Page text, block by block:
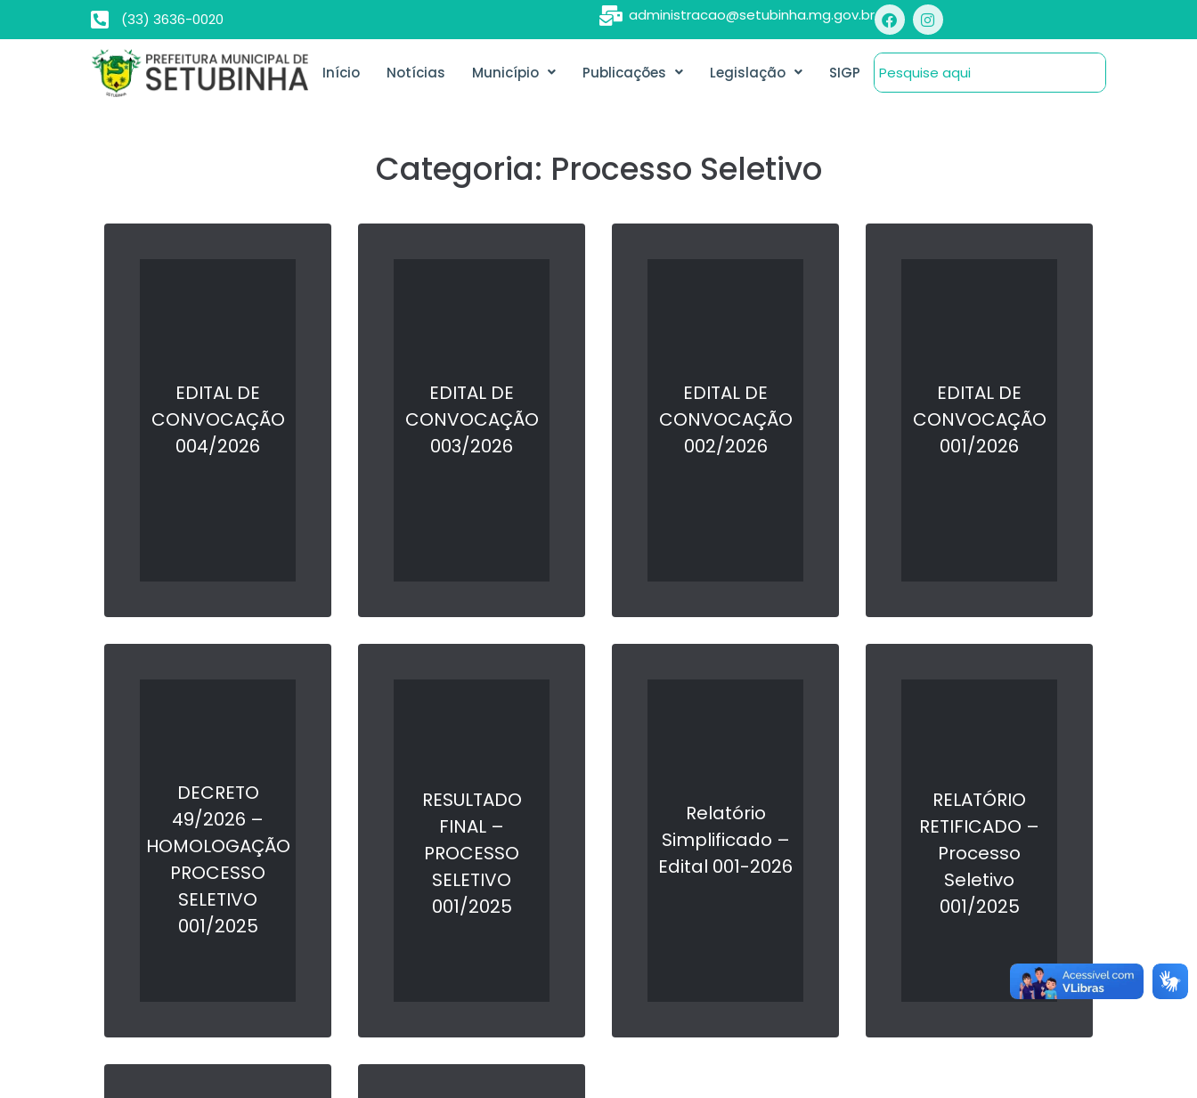
(33) 3636-0020 administracao@setubinha.mg.gov.br
Início Notícias Município Publicações Legislação SIGP
Categoria: Processo Seletivo
EDITAL DE
CONVOCAÇÃO
004/2026
EDITAL DE
CONVOCAÇÃO
003/2026
EDITAL DE
CONVOCAÇÃO
002/2026
EDITAL DE
CONVOCAÇÃO
001/2026
DECRETO
49/2026 –
HOMOLOGAÇÃO
PROCESSO
SELETIVO
001/2025
LER MAIS
RESULTADO
FINAL –
PROCESSO
SELETIVO
001/2025
LER MAIS
Relatório
Simplificado –
Edital 001-2026
RELATÓRIO
RETIFICADO –
Processo
Seletivo
001/2025
LER MAIS